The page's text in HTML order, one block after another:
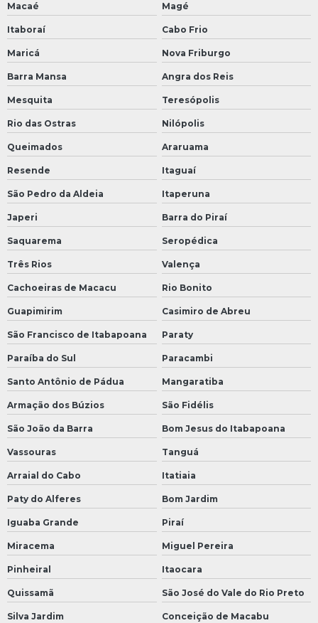
Macaé Magé
Itaboraí Cabo Frio
Maricá Nova Friburgo
Barra Mansa Angra dos Reis
Mesquita Teresópolis
Rio das Ostras Nilópolis
Queimados Araruama
Resende Itaguaí
São Pedro da Aldeia Itaperuna
Japeri Barra do Piraí
Saquarema Seropédica
Três Rios Valença
Cachoeiras de Macacu Rio Bonito
Guapimirim Casimiro de Abreu
São Francisco de Itabapoana Paraty
Paraíba do Sul Paracambi
Santo Antônio de Pádua Mangaratiba
Armação dos Búzios São Fidélis
São João da Barra Bom Jesus do Itabapoana
Vassouras Tanguá
Arraial do Cabo Itatiaia
Paty do Alferes Bom Jardim
Iguaba Grande Piraí
Miracema Miguel Pereira
Pinheiral Itaocara
Quissamã São José do Vale do Rio Preto
Silva Jardim Conceição de Macabu